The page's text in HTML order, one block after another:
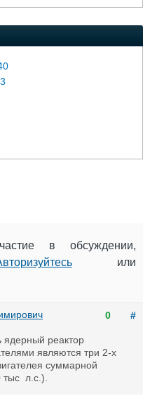
в обсуждении,
или
0 #
ядерный реактор
являются три 2-х
суммарной
л.с.).